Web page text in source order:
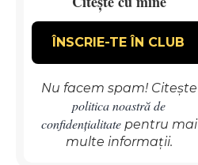
Nu facem spam! Citește
politica noastră de
confidențialitatepentru mai
multe informații.